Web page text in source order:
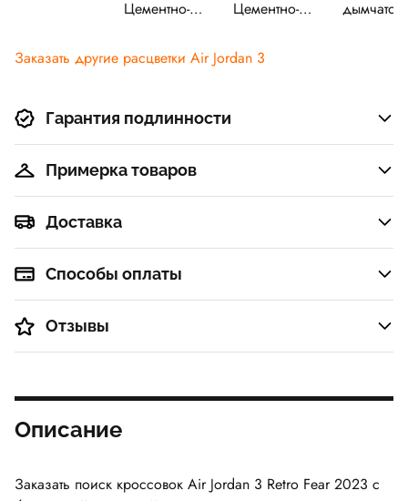
Цементно-
Цементно-
металлическое
дымчато-
Заказать другие расцветки Air Jordan 3
Гарантия подлинности
Примерка товаров
Доставка
Способы оплаты
Отзывы
Описание
Заказать поиск кроссовок Air Jordan 3 Retro Fear 2023 с